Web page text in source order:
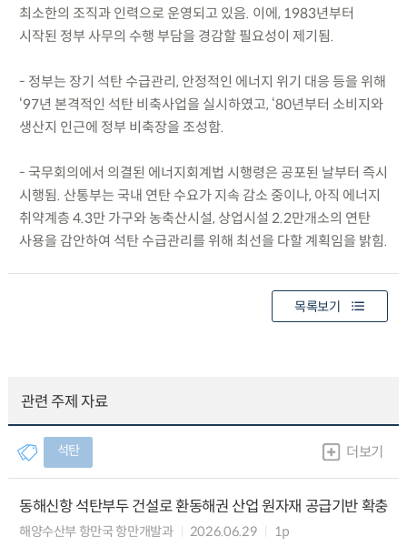
최소한의 조직과 인력으로 운영되고 있음. 이에, 1983년부터
시작된 정부 사무의 수행 부담을 경감할 필요성이 제기됨.
- 정부는 장기 석탄 수급관리, 안정적인 에너지 위기 대응 등을 위해
‘97년 본격적인 석탄 비축사업을 실시하였고, ‘80년부터 소비지와
생산지 인근에 정부 비축장을 조성함.
- 국무회의에서 의결된 에너지회계법 시행령은 공포된 날부터 즉시
시행됨. 산통부는 국내 연탄 수요가 지속 감소 중이나, 아직 에너지
취약계층 4.3만 가구와 농축산시설, 상업시설 2.2만개소의 연탄
사용을 감안하여 석탄 수급관리를 위해 최선을 다할 계획임을 밝힘.
목록보기
관련 주제 자료
석탄 더보기
동해신항 석탄부두 건설로 환동해권 산업 원자재 공급기반 확충
해양수산부 항만국 항만개발과 2026.06.29 1p